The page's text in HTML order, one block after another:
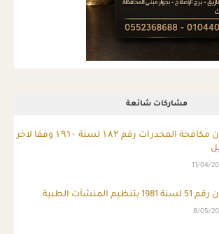
مشاركات شائعة
قانون مكافحة المخدرات رقم ۱۸۲ لسنة ۱۹٦۰ وفقا لاخر
11/04/
بتنظيم المنشآت الطبية
8/05/